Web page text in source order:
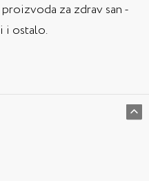
za zdrav san -
i ostalo.